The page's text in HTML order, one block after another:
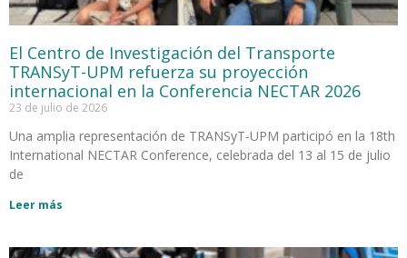
El Centro de Investigación del Transporte
TRANSyT-UPM refuerza su proyección
internacional en la Conferencia NECTAR 2026
23 de julio de 2026
Una amplia representación de TRANSyT-UPM participó en la 18th
International NECTAR Conference, celebrada del 13 al 15 de julio
de
Leer más